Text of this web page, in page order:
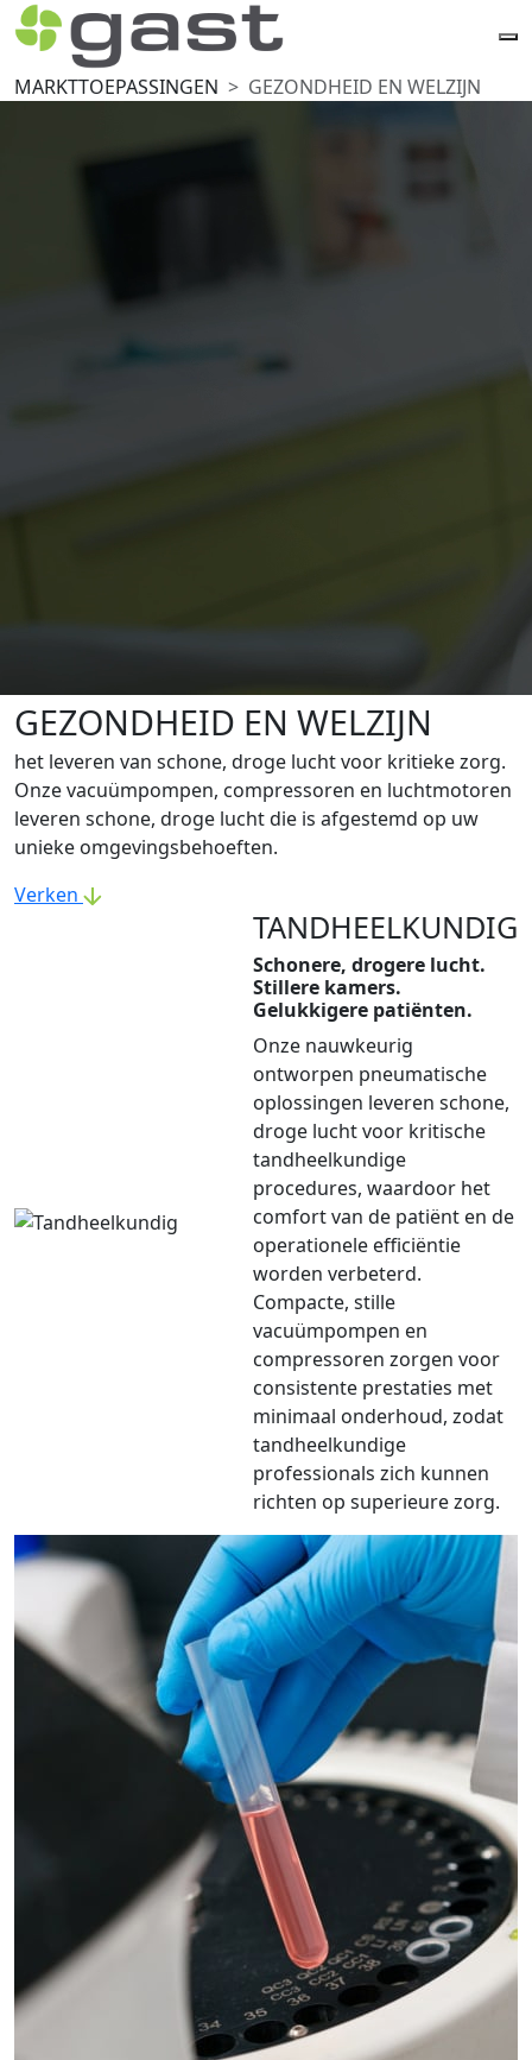
MARKTTOEPASSINGEN GEZONDHEID EN WELZIJN
GEZONDHEID EN WELZIJN
het leveren van schone, droge lucht voor kritieke zorg.
Onze vacuümpompen, compressoren en luchtmotoren
leveren schone, droge lucht die is afgestemd op uw
unieke omgevingsbehoeften.
Verken
TANDHEELKUNDIG
Schonere, drogere lucht.
Stillere kamers.
Gelukkigere patiënten.
Onze nauwkeurig
ontworpen pneumatische
oplossingen leveren schone,
droge lucht voor kritische
tandheelkundige
procedures, waardoor het
comfort van de patiënt en de
operationele efficiëntie
worden verbeterd.
Compacte, stille
vacuümpompen en
compressoren zorgen voor
consistente prestaties met
minimaal onderhoud, zodat
tandheelkundige
professionals zich kunnen
richten op superieure zorg.